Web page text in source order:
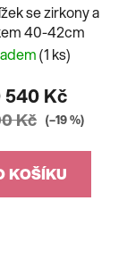
se zirkony a
40-42cm
(1 ks)
540 Kč
Kč (–19 %)
KOŠÍKU